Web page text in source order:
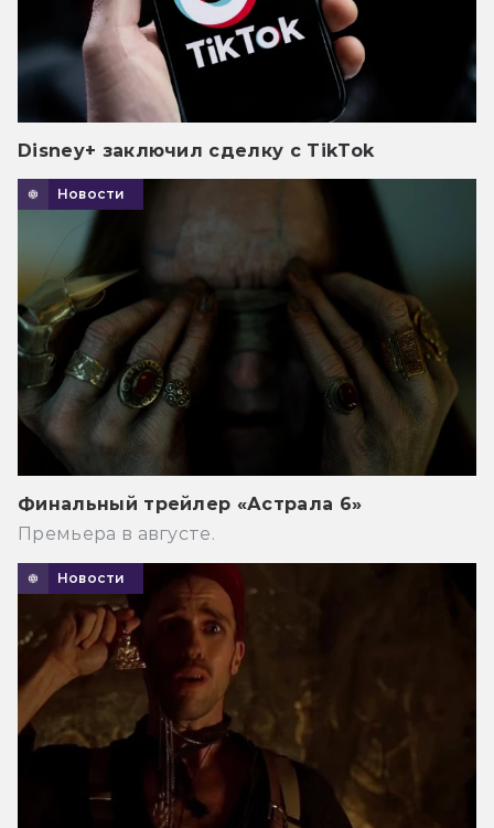
Disney+ заключил сделку с TikTok
Новости
Финальный трейлер «Астрала 6»
Премьера в августе.
Новости